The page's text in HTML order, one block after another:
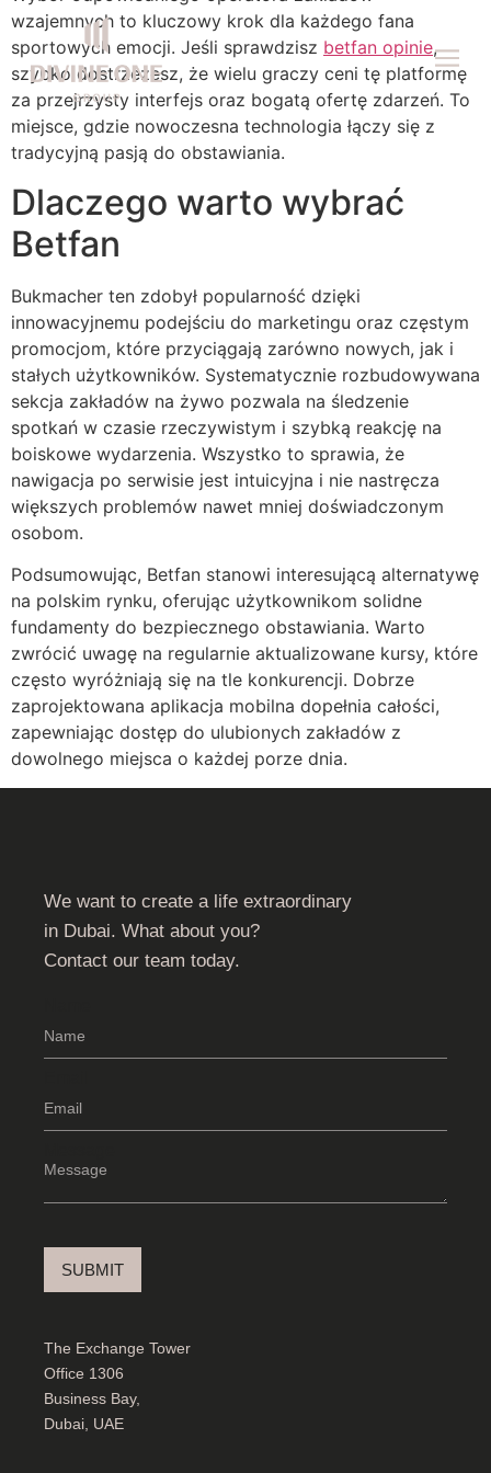
wzajemnych to kluczowy krok dla każdego fana
sportowych emocji. Jeśli sprawdzisz betfan opinie,
szybko dostrzeżesz, że wielu graczy ceni tę platformę
za przejrzysty interfejs oraz bogatą ofertę zdarzeń. To
miejsce, gdzie nowoczesna technologia łączy się z
tradycyjną pasją do obstawiania.
Dlaczego warto wybrać
Betfan
Bukmacher ten zdobył popularność dzięki
innowacyjnemu podejściu do marketingu oraz częstym
promocjom, które przyciągają zarówno nowych, jak i
stałych użytkowników. Systematycznie rozbudowywana
sekcja zakładów na żywo pozwala na śledzenie
spotkań w czasie rzeczywistym i szybką reakcję na
boiskowe wydarzenia. Wszystko to sprawia, że
nawigacja po serwisie jest intuicyjna i nie nastręcza
większych problemów nawet mniej doświadczonym
osobom.
Podsumowując, Betfan stanowi interesującą alternatywę
na polskim rynku, oferując użytkownikom solidne
fundamenty do bezpiecznego obstawiania. Warto
zwrócić uwagę na regularnie aktualizowane kursy, które
często wyróżniają się na tle konkurencji. Dobrze
zaprojektowana aplikacja mobilna dopełnia całości,
zapewniając dostęp do ulubionych zakładów z
dowolnego miejsca o każdej porze dnia.
We want to create a life extraordinary
in Dubai. What about you?
Contact our team today.
SUBMIT
The Exchange Tower
Office 1306
Business Bay,
Dubai, UAE